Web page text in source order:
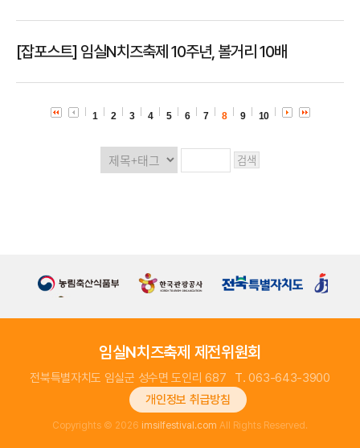
[잡포스트] 임실N치즈축제 10주년, 볼거리 10배
1 2 3 4 5 6 7 8 9 10
임실N치즈축제 제전위원회
전북특별자치도 임실군 성수면 도인리 687 T.063-643-3900
개인정보 취급방침
Copyrights © 2026 imsilfestival.com All Rights Reserved.